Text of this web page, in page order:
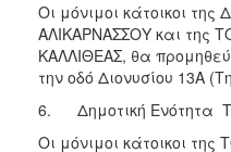
Οι μόνιμοι κάτοικοι
ΑΛΙΚΑΡΝΑΣΣΟΥ και της
ΚΑΛΛΙΘΕΑΣ, θα
την οδό Διονυσίου 13Α
6. Δημοτική Ενότητα
Οι μόνιμοι κάτοικοι